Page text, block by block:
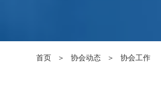
首页 ＞ 协会动态 ＞ 协会工作